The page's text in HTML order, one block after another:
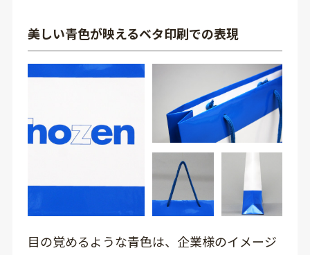
美しい青色が映えるベタ印刷での表現
目の覚めるような青色は、企業様のイメージ